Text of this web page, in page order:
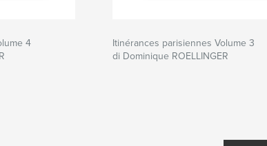
4
Itinérances parisiennes Volume 3
di Dominique ROELLINGER